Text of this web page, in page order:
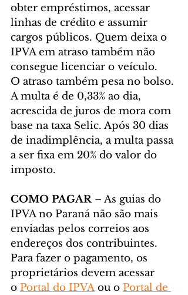
obter empréstimos, acessar
linhas de crédito e assumir
cargos públicos. Quem deixa o
IPVA em atraso também não
consegue licenciar o veículo.
O atraso também pesa no bolso.
A multa é de 0,33% ao dia,
acrescida de juros de mora com
base na taxa Selic. Após 30 dias
de inadimplência, a multa passa
a ser fixa em 20% do valor do
imposto.
COMO PAGAR – As guias do
IPVA no Paraná não são mais
enviadas pelos correios aos
endereços dos contribuintes.
Para fazer o pagamento, os
proprietários devem acessar
o Portal do IPVA ou o Portal de